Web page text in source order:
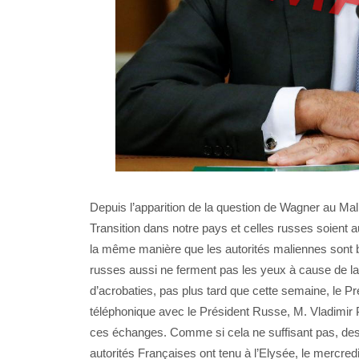
Depuis l’apparition de la question de Wagner au
Transition dans notre pays et celles russes soient
la même manière que les autorités maliennes sont
russes aussi ne ferment pas les yeux à cause de
d’acrobaties, pas plus tard que cette semaine, le
téléphonique avec le Président Russe, M. Vladimir
ces échanges. Comme si cela ne suffisant pas,
autorités Françaises ont tenu à l’Elysée, le